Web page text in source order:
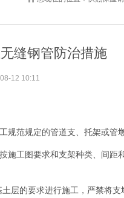
缝钢管防治措施
08-12 10:11
范规定的管道支、托架或管
施工图要求和支架种类、间距
层的要求进行施工，严禁将